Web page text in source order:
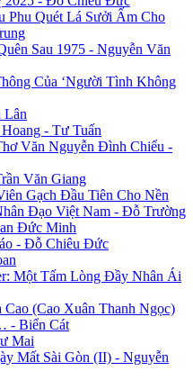
Phu Quét Lá Sưởi Ấm Cho
Sau 1975 - Nguyễn Văn
Của ‘Người Tình Không
Lân
- Tư Tuấn
Văn Nguyễn Đình Chiểu -
Văn Giang
Gạch Đầu Tiên Cho Nền
Đạo Việt Nam - Đỗ Trường
Đức Minh
- Đỗ Chiêu Đức
Một Tấm Lòng Đầy Nhân Ái
(Cao Xuân Thanh Ngọc)
- Biển Cát
Mai
Mất Sài Gòn (II) - Nguyễn